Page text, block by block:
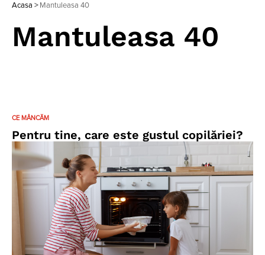
Acasa > Mantuleasa 40
Mantuleasa 40
CE MÂNCĂM
Pentru tine, care este gustul copilăriei?